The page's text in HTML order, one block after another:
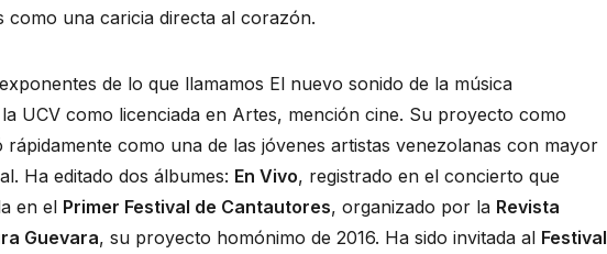
como una caricia directa al corazón.
de lo que llamamos El nuevo sonido de la música
UCV como licenciada en Artes, mención cine. Su proyecto como
como una de las jóvenes artistas venezolanas con mayor
Ha editado dos álbumes: En Vivo, registrado en el concierto que
en el Primer Festival de Cantautores, organizado por la Revista
Guevara, su proyecto homónimo de 2016. Ha sido invitada al Festival